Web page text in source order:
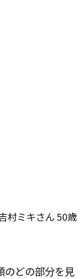
村ミキさん 50歳
のどの部分を見